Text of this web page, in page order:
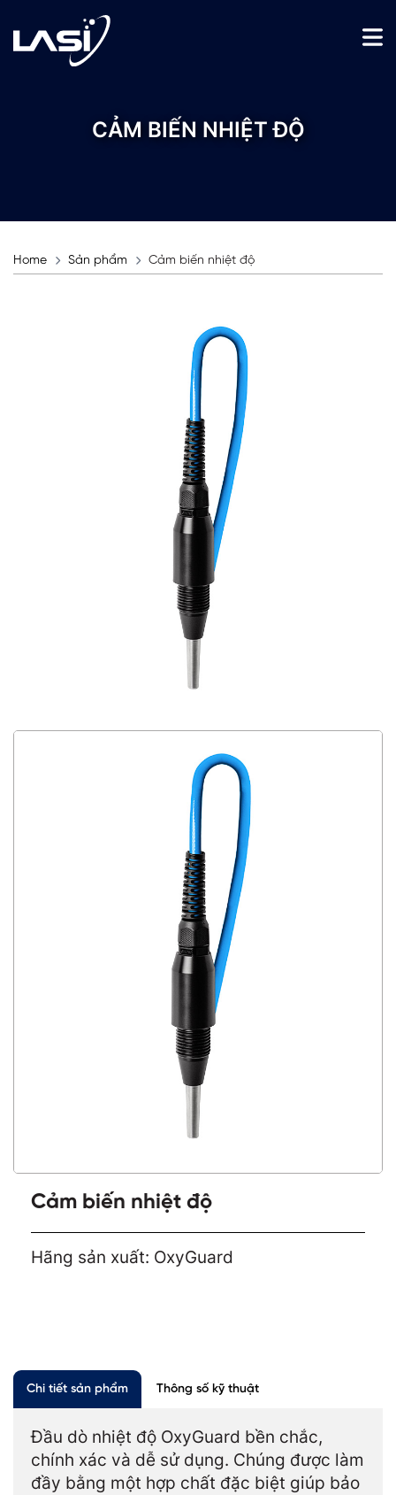
CẢM BIẾN NHIỆT ĐỘ
Home Sản phẩm Cảm biến nhiệt độ
Cảm biến nhiệt độ
Hãng sản xuất: OxyGuard
Chi tiết sản phẩm Thông số kỹ thuật
Đầu dò nhiệt độ OxyGuard bền chắc,
chính xác và dễ sử dụng. Chúng được làm
đầy bằng một hợp chất đặc biệt giúp bảo